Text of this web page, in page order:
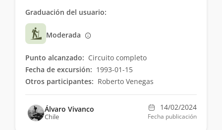
Graduación del usuario:
Moderada
Punto alcanzado: Circuito completo
Fecha de excursión: 1993-01-15
Otros participantes: Roberto Venegas
Álvaro Vivanco
Chile
14/02/2024
Fecha publicación